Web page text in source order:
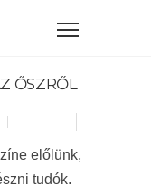
ŐSZRŐL
előlünk,
tudók.